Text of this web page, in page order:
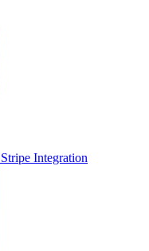
Stripe Integration